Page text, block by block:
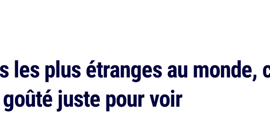
les plus étranges au monde,
juste pour voir